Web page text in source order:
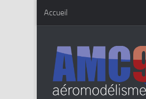
Skip to content
Accueil